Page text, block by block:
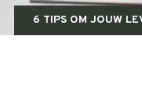
6 TIPS OM JOUW